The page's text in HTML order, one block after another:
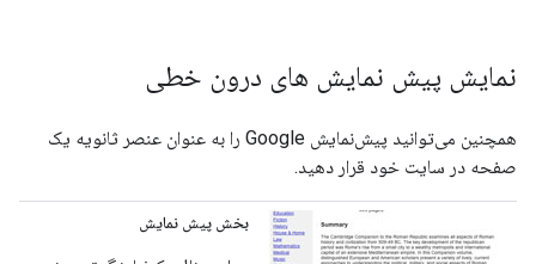
نمایش پیش نمایش های درون خطی
همچنین می‌توانید پیش‌نمایش Google را به عنوان عنصر ثانویه یک
صفحه در سایت خود قرار دهید.
بخش پیش نمایش